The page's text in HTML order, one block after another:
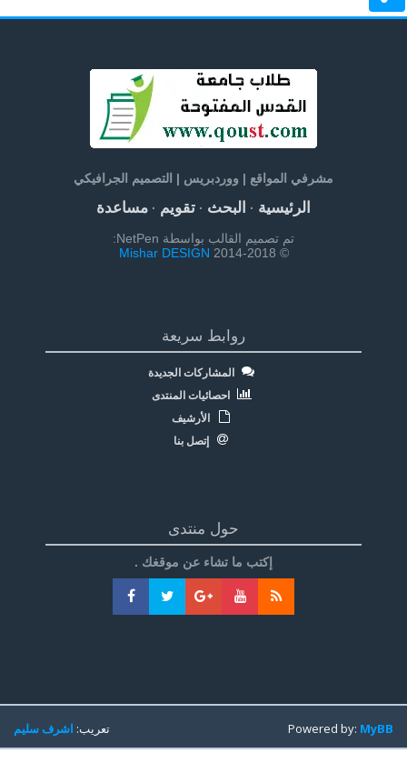
مشرفي المواقع | ووردبريس | التصميم الجرافيكي
الرئيسية· البحث· تقويم· مساعدة
تم تصميم القالب بواسطة NetPen:
© 2014-2018
Mishar DESIGN
روابط سريعة
المشاركات الجديدة
احصائيات المنتدى
الأرشيف
إتصل بنا
حول منتدى
إكتب ما تشاء عن موقغك .
تعريب:اشرف سليم Powered by:MyBB